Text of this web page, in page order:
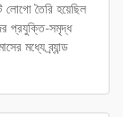
তৈরি হয়েছিল
প্রযুক্তি-সমৃদ্ধ
মধ্যে ব্র্যান্ড